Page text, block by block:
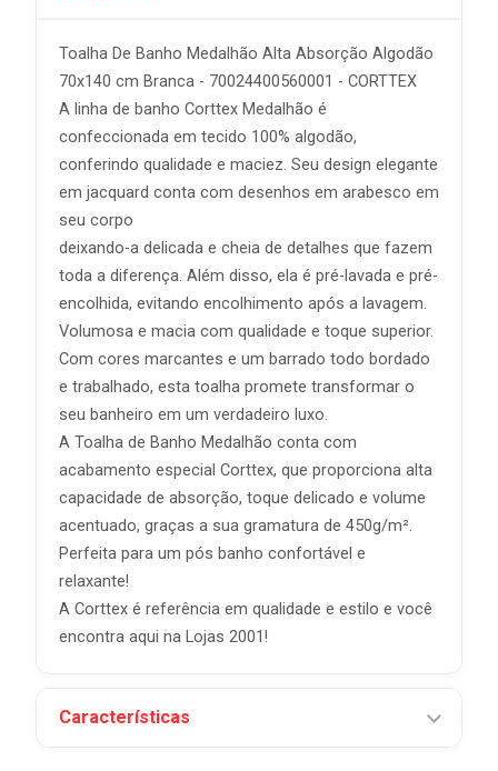
Toalha De Banho Medalhão Alta Absorção Algodão
70x140 cm Branca - 70024400560001 - CORTTEX
A linha de banho Corttex Medalhão é
confeccionada em tecido 100% algodão,
conferindo qualidade e maciez. Seu design elegante
em jacquard conta com desenhos em arabesco em
seu corpo
deixando-a delicada e cheia de detalhes que fazem
toda a diferença. Além disso, ela é pré-lavada e pré-
encolhida, evitando encolhimento após a lavagem.
Volumosa e macia com qualidade e toque superior.
Com cores marcantes e um barrado todo bordado
e trabalhado, esta toalha promete transformar o
seu banheiro em um verdadeiro luxo.
A Toalha de Banho Medalhão conta com
acabamento especial Corttex, que proporciona alta
capacidade de absorção, toque delicado e volume
acentuado, graças a sua gramatura de 450g/m².
Perfeita para um pós banho confortável e
relaxante!
A Corttex é referência em qualidade e estilo e você
encontra aqui na Lojas 2001!
Características